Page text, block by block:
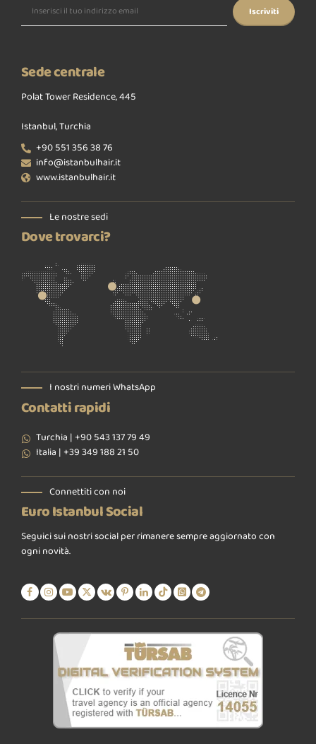
Sede centrale
Polat Tower Residence, 445
Istanbul, Turchia
+90 551 356 38 76
info@istanbulhair.it
www.istanbulhair.it
Le nostre sedi
Dove trovarci?
I nostri numeri WhatsApp
Contatti rapidi
Turchia | +90 543 137 79 49
Italia | +39 349 188 21 50
Connettiti con noi
Euro Istanbul Social
Seguici sui nostri social per rimanere sempre aggiornato con
ogni novità.